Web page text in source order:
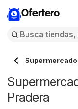
Ofertero
Pradera